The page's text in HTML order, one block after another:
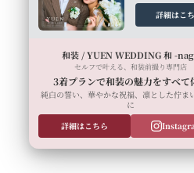
詳細はこ
和装 / YUEN WEDDING 和 -
セルフで叶える、和装前撮り専門店
3着プランで和装の魅力をすべて
純白の誓い、華やかな祝福、凛とした佇ま
に
詳細はこちら